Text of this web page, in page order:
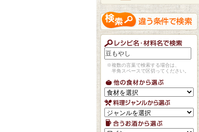
※複数の言葉で検索する場合は、
半角スペースで区切ってください。